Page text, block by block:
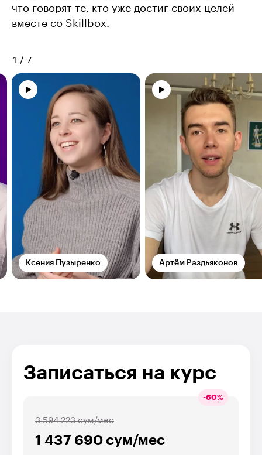
что говорят те, кто уже достиг своих целей
вместе со Skillbox.
1 / 7
Ксения Пузыренко Артём Раздьяконов
Записаться на курс
-60%
1 437 690 сум/мес
3 594 223 сум/мес